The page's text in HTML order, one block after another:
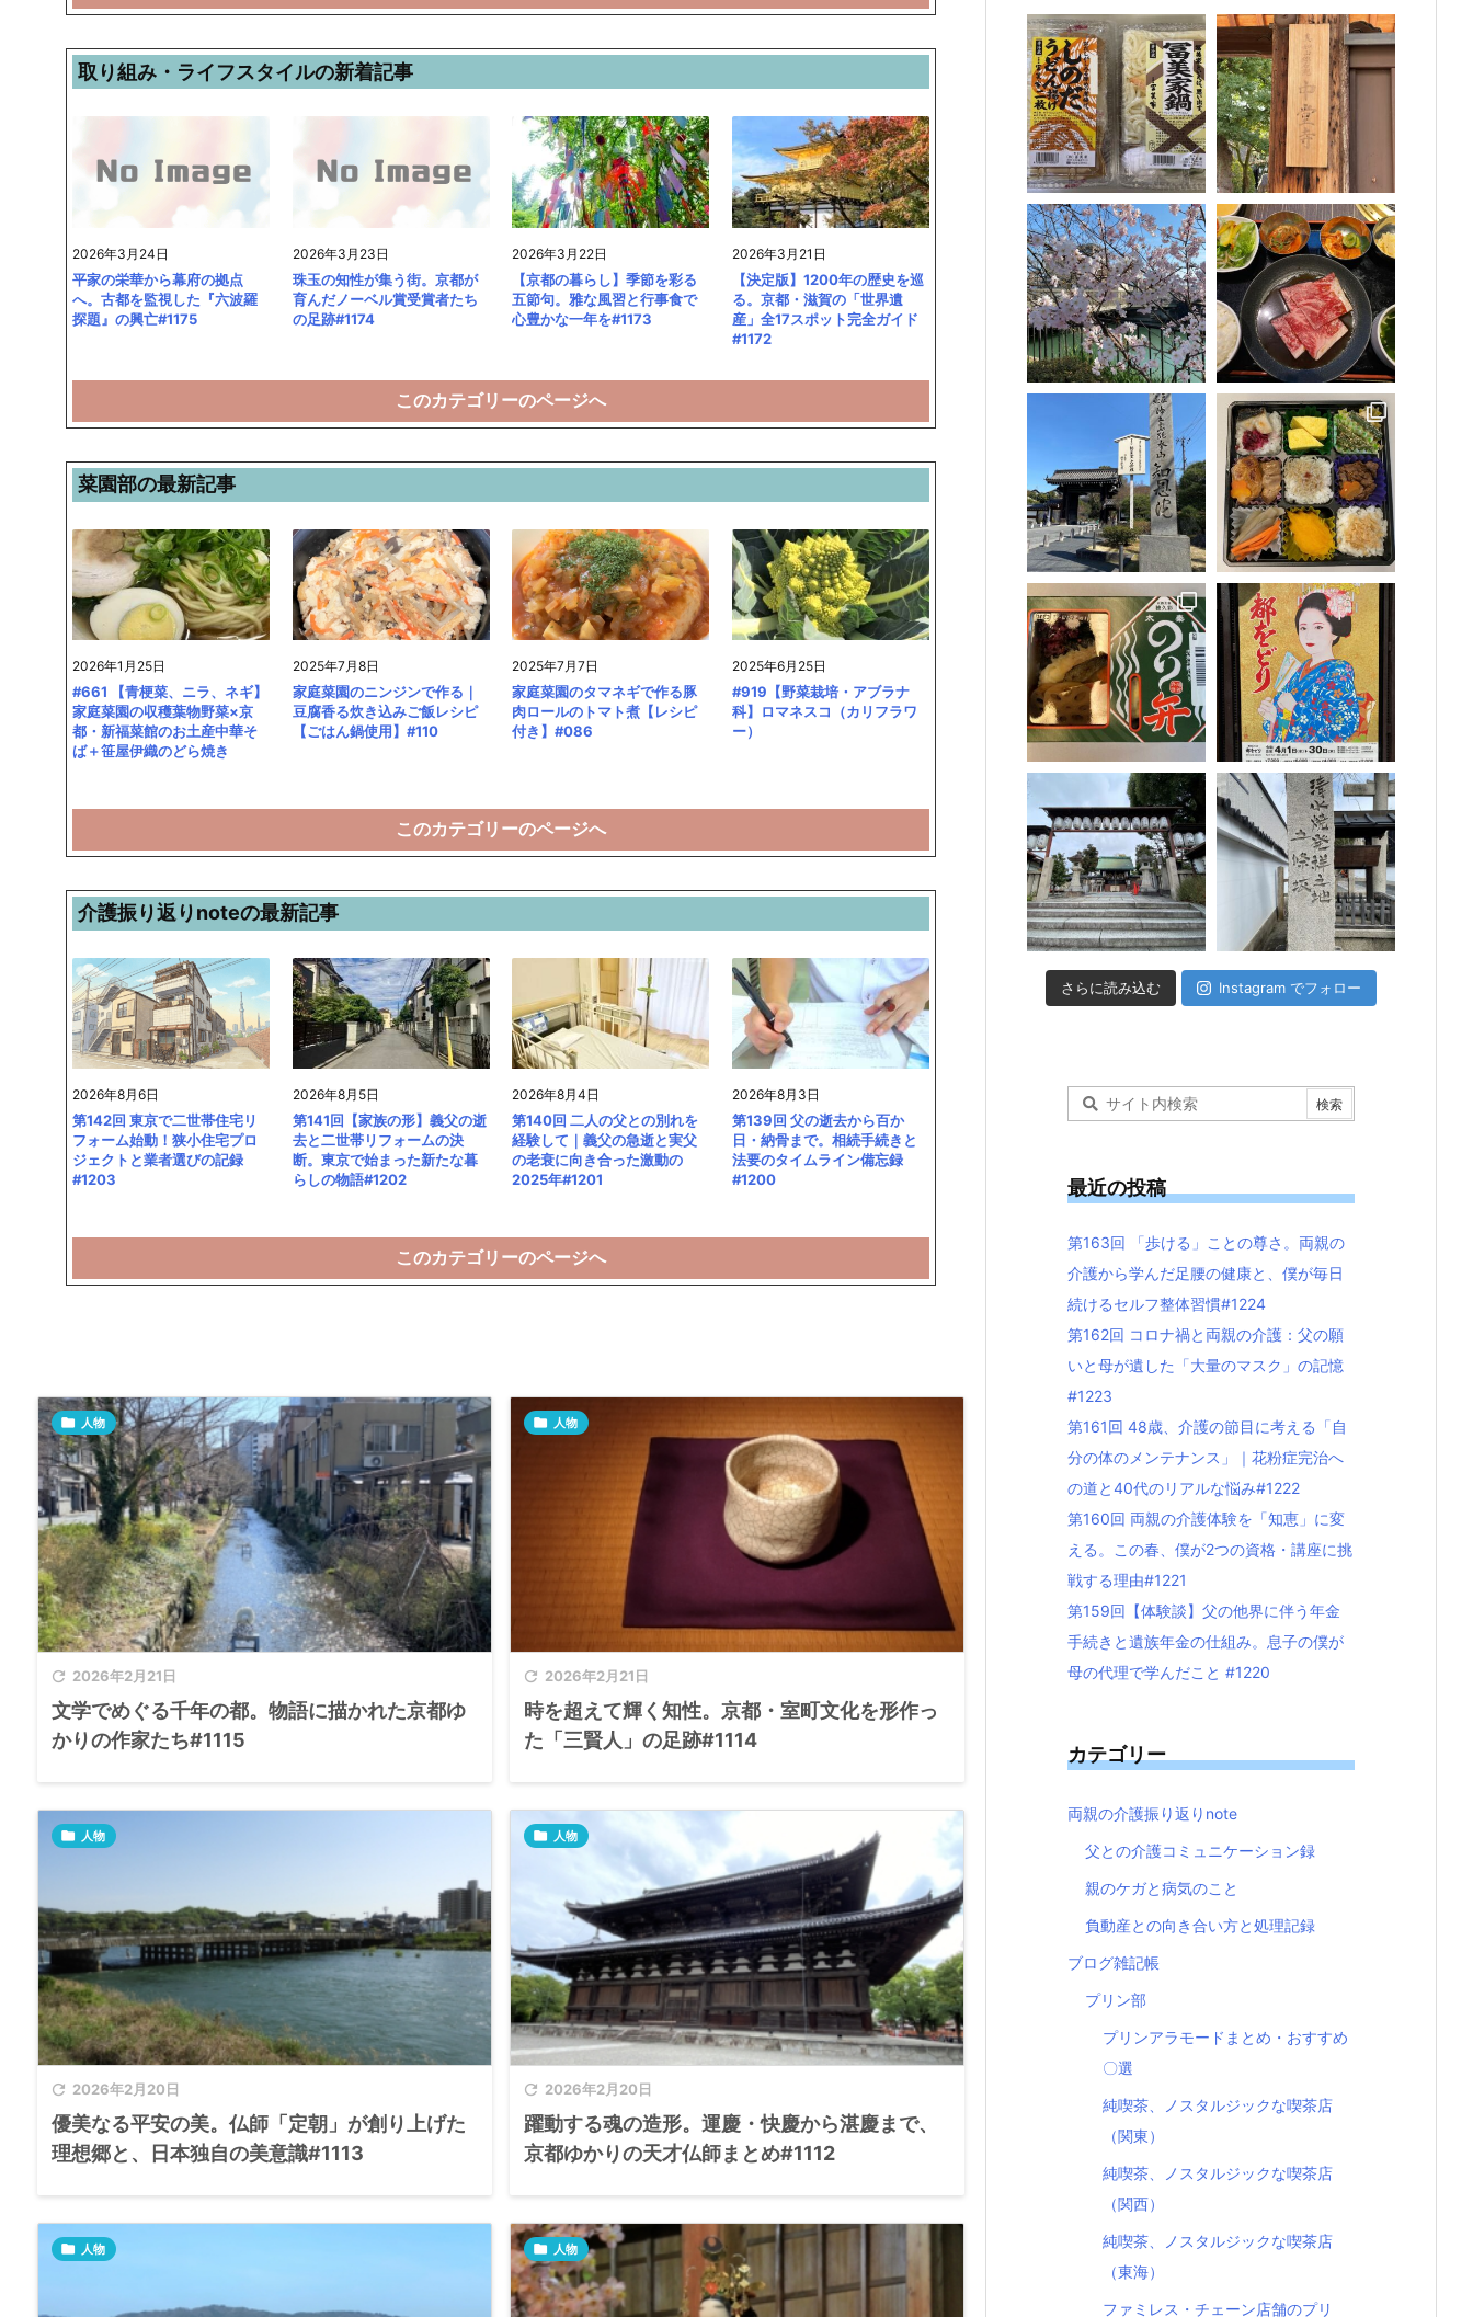
取り組み・ライフスタイルの新着記事
2026年3月24日
平家の栄華から幕府の拠点
へ。古都を監視した『六波羅
探題』の興亡#1175
2026年3月23日
珠玉の知性が集う街。京都が
育んだノーベル賞受賞者たち
の足跡#1174
2026年3月22日
【京都の暮らし】季節を彩る
五節句。雅な風習と行事食で
心豊かな一年を#1173
2026年3月21日
【決定版】1200年の歴史を巡
る。京都・滋賀の「世界遺
産」全17スポット完全ガイド
#1172
このカテゴリーのページへ
菜園部の最新記事
2026年1月25日
#661 【青梗菜、ニラ、ネギ】
家庭菜園の収穫葉物野菜×京
都・新福菜館のお土産中華そ
ば＋笹屋伊織のどら焼き
2025年7月8日
家庭菜園のニンジンで作る｜
豆腐香る炊き込みご飯レシピ
【ごはん鍋使用】#110
2025年7月7日
家庭菜園のタマネギで作る豚
肉ロールのトマト煮【レシピ
付き】#086
2025年6月25日
#919【野菜栽培・アブラナ
科】ロマネスコ（カリフラワ
ー）
このカテゴリーのページへ
介護振り返りnoteの最新記事
2026年8月6日
第142回 東京で二世帯住宅リ
フォーム始動！狭小住宅プロ
ジェクトと業者選びの記録
#1203
2026年8月5日
第141回【家族の形】義父の逝
去と二世帯リフォームの決
断。東京で始まった新たな暮
らしの物語#1202
2026年8月4日
第140回 二人の父との別れを
経験して｜義父の急逝と実父
の老衰に向き合った激動の
2025年#1201
2026年8月3日
第139回 父の逝去から百か
日・納骨まで。相続手続きと
法要のタイムライン備忘録
#1200
このカテゴリーのページへ
 2026年2月21日
 人物
文学でめぐる千年の都。物語に描かれた京都ゆ
かりの作家たち#1115
 2026年2月21日
 人物
時を超えて輝く知性。京都・室町文化を形作っ
た「三賢人」の足跡#1114
 2026年2月20日
 人物
優美なる平安の美。仏師「定朝」が創り上げた
理想郷と、日本独自の美意識#1113
 2026年2月20日
 人物
躍動する魂の造形。運慶・快慶から湛慶まで、
京都ゆかりの天才仏師まとめ#1112
 人物  人物
さらに読み込む Instagram でフォロー
最近の投稿
第163回 「歩ける」ことの尊さ。両親の
介護から学んだ足腰の健康と、僕が毎日
続けるセルフ整体習慣#1224
第162回 コロナ禍と両親の介護：父の願
いと母が遺した「大量のマスク」の記憶
#1223
第161回 48歳、介護の節目に考える「自
分の体のメンテナンス」｜花粉症完治へ
の道と40代のリアルな悩み#1222
第160回 両親の介護体験を「知恵」に変
える。この春、僕が2つの資格・講座に挑
戦する理由#1221
第159回【体験談】父の他界に伴う年金
手続きと遺族年金の仕組み。息子の僕が
母の代理で学んだこと #1220
カテゴリー
両親の介護振り返りnote
父との介護コミュニケーション録
親のケガと病気のこと
負動産との向き合い方と処理記録
ブログ雑記帳
プリン部
プリンアラモードまとめ・おすすめ
〇選
純喫茶、ノスタルジックな喫茶店
（関東）
純喫茶、ノスタルジックな喫茶店
（関西）
純喫茶、ノスタルジックな喫茶店
（東海）
ファミレス・チェーン店舗のプリ